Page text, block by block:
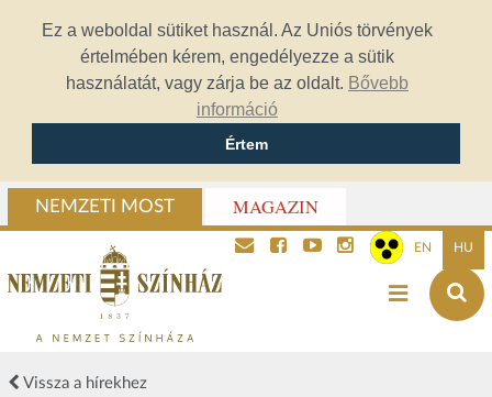
Ez a weboldal sütiket használ. Az Uniós törvények
értelmében kérem, engedélyezze a sütik
használatát, vagy zárja be az oldalt. Bővebb
információ
Értem
NEMZETI MOST MAGAZIN
EN HU
Vissza a hírekhez